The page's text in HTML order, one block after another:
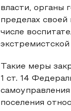
власти, органы
пределах
числе
Такие меры
1 ст. 14
поселения